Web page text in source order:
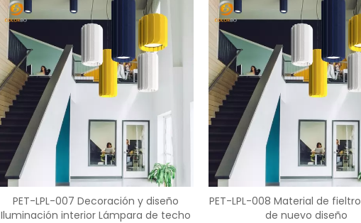
PET-LPL-007 Decoración y diseño
Iluminación interior Lámpara de techo
PET-LPL-008 Material de
de nuevo diseño